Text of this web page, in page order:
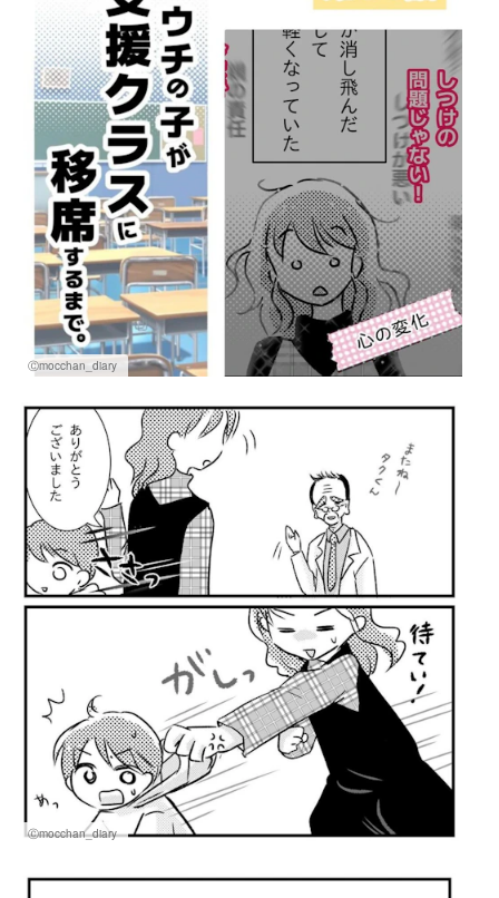
Ⓒmocchan_diary
Ⓒmocchan_diary